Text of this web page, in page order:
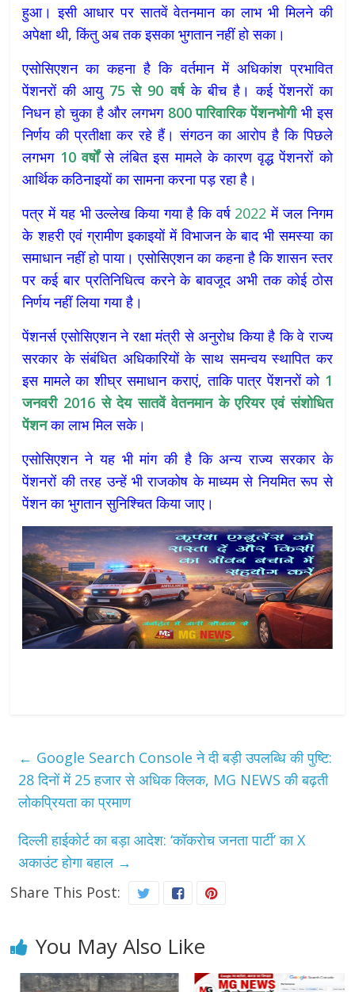
हुआ। इसी आधार पर सातवें वेतनमान का लाभ भी मिलने की
अपेक्षा थी, किंतु अब तक इसका भुगतान नहीं हो सका।
एसोसिएशन का कहना है कि वर्तमान में अधिकांश प्रभावित
पेंशनरों की आयु 75से 90वर्षके बीच है। कई पेंशनरों का
निधन हो चुका है और लगभग 800पारिवारिकपेंशनभोगीभी इस
निर्णय की प्रतीक्षा कर रहे हैं। संगठन का आरोप है कि पिछले
लगभग 10वर्षोंसे लंबित इस मामले के कारण वृद्ध पेंशनरों को
आर्थिक कठिनाइयों का सामना करना पड़ रहा है।
पत्र में यह भी उल्लेख किया गया है कि वर्ष 2022 में जल निगम
के शहरी एवं ग्रामीण इकाइयों में विभाजन के बाद भी समस्या का
समाधान नहीं हो पाया। एसोसिएशन का कहना है कि शासन स्तर
पर कई बार प्रतिनिधित्व करने के बावजूद अभी तक कोई ठोस
निर्णय नहीं लिया गया है।
पेंशनर्स एसोसिएशन ने रक्षा मंत्री से अनुरोध किया है कि वे राज्य
सरकार के संबंधित अधिकारियों के साथ समन्वय स्थापित कर
इस मामले का शीघ्र समाधान कराएं, ताकि पात्र पेंशनरों को 1
जनवरी 2016सेदेयसातवेंवेतनमानकेएरियरएवंसंशोधित
पेंशन का लाभ मिल सके।
एसोसिएशन ने यह भी मांग की है कि अन्य राज्य सरकार के
पेंशनरों की तरह उन्हें भी राजकोष के माध्यम से नियमित रूप से
पेंशन का भुगतान सुनिश्चित किया जाए।
← Google Search Console ने दी बड़ी उपलब्धि की पुष्टि:
28 दिनों में 25 हजार से अधिक क्लिक, MG NEWS की बढ़ती
लोकप्रियता का प्रमाण
दिल्ली हाईकोर्ट का बड़ा आदेश: ‘कॉकरोच जनता पार्टी’ का X
अकाउंट होगा बहाल →
Share This Post:
You May Also Like